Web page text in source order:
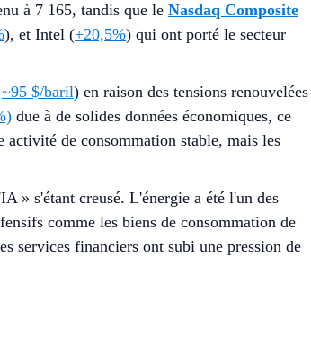
à 7 165, tandis que le Nasdaq Composite
), et Intel (+20,5%) qui ont porté le secteur
~95 $/baril) en raison des tensions renouvelées
due à de solides données économiques, ce
activité de consommation stable, mais les
» s'étant creusé. L'énergie a été l'un des
comme les biens de consommation de
services financiers ont subi une pression de